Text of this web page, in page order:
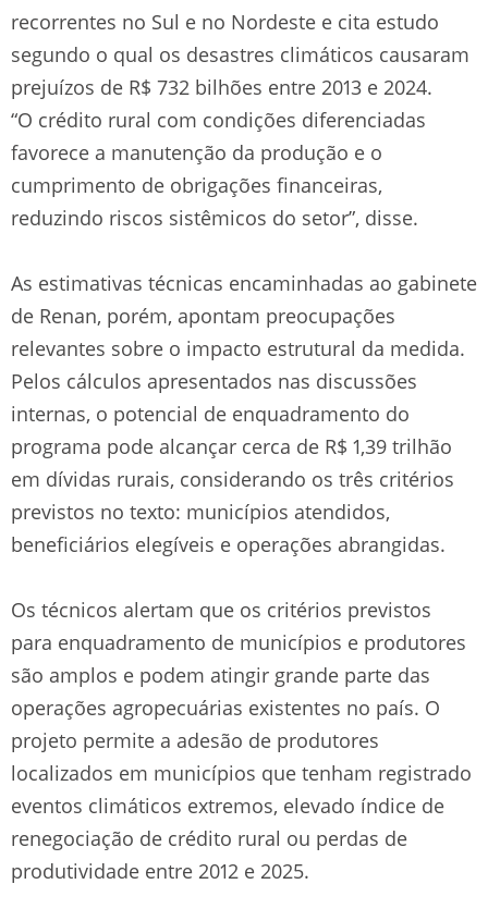
recorrentes no Sul e no Nordeste e cita estudo
segundo o qual os desastres climáticos causaram
prejuízos de R$ 732 bilhões entre 2013 e 2024.
“O crédito rural com condições diferenciadas
favorece a manutenção da produção e o
cumprimento de obrigações financeiras,
reduzindo riscos sistêmicos do setor”, disse.
As estimativas técnicas encaminhadas ao gabinete
de Renan, porém, apontam preocupações
relevantes sobre o impacto estrutural da medida.
Pelos cálculos apresentados nas discussões
internas, o potencial de enquadramento do
programa pode alcançar cerca de R$ 1,39 trilhão
em dívidas rurais, considerando os três critérios
previstos no texto: municípios atendidos,
beneficiários elegíveis e operações abrangidas.
Os técnicos alertam que os critérios previstos
para enquadramento de municípios e produtores
são amplos e podem atingir grande parte das
operações agropecuárias existentes no país. O
projeto permite a adesão de produtores
localizados em municípios que tenham registrado
eventos climáticos extremos, elevado índice de
renegociação de crédito rural ou perdas de
produtividade entre 2012 e 2025.